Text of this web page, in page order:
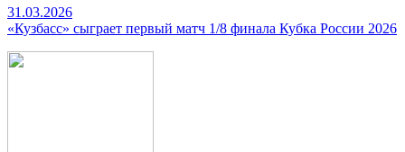
31.03.2026
«Кузбасс» сыграет первый матч 1/8 финала Кубка России 2026